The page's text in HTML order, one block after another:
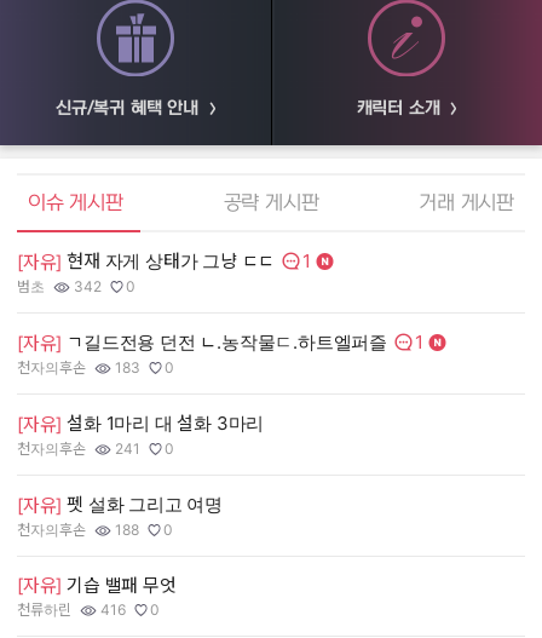
신규/복귀 혜택 안내 캐릭터 소개
엘소드 커뮤니티
이슈 게시판 공략 게시판 거래 게시판
[자유] 현재 자게 상태가 그냥 ㄷㄷ 댓글수:
1
작성자:
범초
조회수:
342
추천수:
0
[자유] ㄱ길드전용 던전 ㄴ.농작물ㄷ.하트엘퍼즐 댓글수:
1
작성자:
천자의후손
조회수:
183
추천수:
0
[자유] 설화 1마리 대 설화 3마리
작성자:
천자의후손
조회수:
241
추천수:
0
[자유] 펫 설화 그리고 여명
작성자:
천자의후손
조회수:
188
추천수:
0
[자유] 기습 밸패 무엇
작성자:
천류하린
조회수:
416
추천수:
0